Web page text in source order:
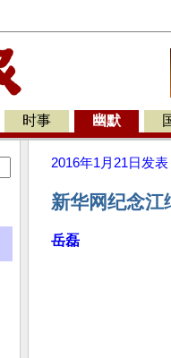
时事 幽默
2016年1月21日 发表
新华网纪念江
岳磊